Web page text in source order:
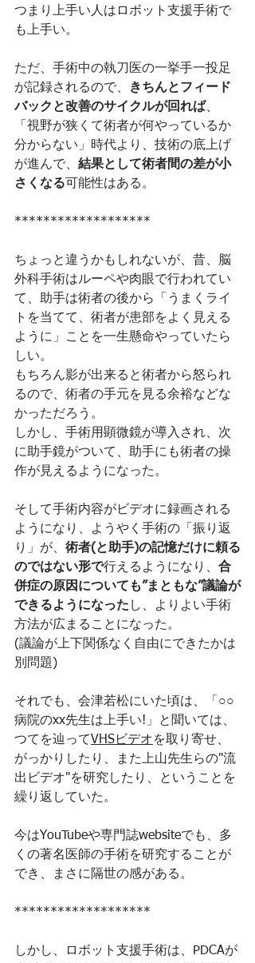
つまり上手い人はロボット支援手術で
も上手い。
ただ、手術中の執刀医の一挙手一投足
が記録されるので、
きちんとフィード
バックと改善のサイクルが回れば、
「視野が狭くて術者が何やっているか
分からない」時代より、技術の底上げ
が進んで、 結果として術者間の差が小
さくなる可能性はある。
*******************
ちょっと違うかもしれないが、昔、脳
外科手術はルーペや肉眼で行われてい
て、助手は術者の後から「うまくライ
トを当てて、術者が患部をよく見える
ように」ことを一生懸命やっていたら
しい。
もちろん影が出来ると術者から怒られ
るので、術者の手元を見る余裕などな
かっただろう。
しかし、手術用顕微鏡が導入され、次
に助手鏡がついて、助手にも術者の操
作が見えるようになった。
そして手術内容がビデオに録画される
ようになり、ようやく手術の「振り返
り」が、 術者(と助手)の記憶だけに頼る
のではない形で行えるようになり、 合
併症の原因についても”まともな”議論が
できるようになった し、よりよい手術
方法が広まることになった。
(議論が上下関係なく自由にできたかは
別問題)
それでも、会津若松にいた頃は、「○○
病院のxx先生は上手い!」と聞いては、
つてを辿ってVHSビデオを取り寄せ、
がっかりしたり、また上山先生らの"流
出ビデオ"を研究したり、ということを
繰り返していた。
今はYouTubeや専門誌websiteでも、多
くの著名医師の手術を研究することが
でき、まさに隔世の感がある。
*******************
しかし、ロボット支援手術は、PDCAが